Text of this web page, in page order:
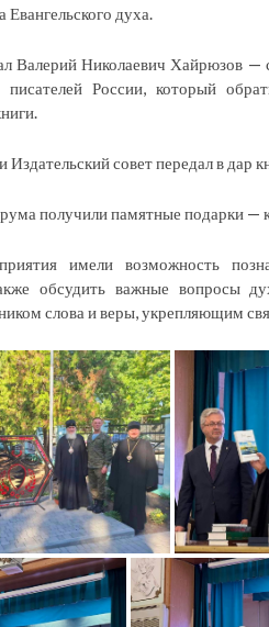
Евангельского духа.
Валерий Николаевич Хайрюзов —
писателей России, который
Издательский совет передал в
получили памятные подарки
имели возможность
обсудить важные вопросы
слова и веры, укрепляющим